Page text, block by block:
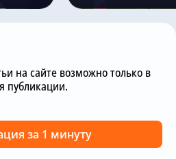
на сайте возможно только в
публикации.
за 1 минуту